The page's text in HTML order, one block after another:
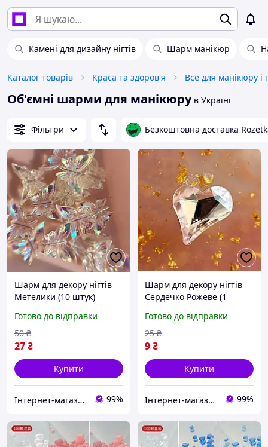
Камені для дизайну нігтів Шарм манікюр
Каталог товарів Краса та здоров'я Все для манікюру і
Об'ємні шарми для манікюрув Україні
Фільтри Безкоштовна доставка
Шарм для декору нігтів
Метелики (10 штук)
Готово до відправки
27₴
50 ₴
Купити
Інтернет-магазин Star Beauty 99%
Шарм для декору нігтів
Сердечко Рожеве (1
Готово до відправки
9₴
25 ₴
Купити
Інтернет-магазин Star Beauty 99%